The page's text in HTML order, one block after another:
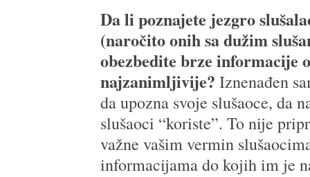
Da li poznajete jezgro
(naročito onih sa dužim
obezbedite brze informacije
najzanimljivije? Iznenađen
da upozna svoje slušaoce, da
slušaoci “koriste”. To nije
važne vašim vermin
informacijama do kojih im je